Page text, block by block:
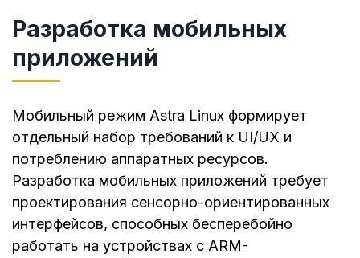
Разработка мобильных
приложений
Мобильный режим Astra Linux формирует
отдельный набор требований к UI/UX и
потреблению аппаратных ресурсов.
Разработка мобильных приложений требует
проектирования сенсорно-ориентированных
интерфейсов, способных бесперебойно
работать на устройствах с ARM-